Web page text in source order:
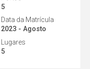
5
Data da Matrícula
2023 - Agosto
Lugares
5